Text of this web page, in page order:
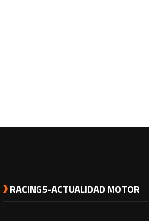
RACING5-ACTUALIDAD MOTOR